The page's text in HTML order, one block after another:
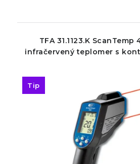
TFA 31.1123.K
infračervený teplomer s
Tip